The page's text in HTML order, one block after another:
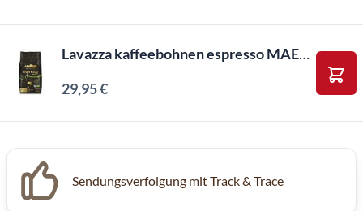
Lavazza kaffeebohnen espresso MAESTRO (1kg)
29,95 €
In
Sendungsverfolgung mit Track & Trace